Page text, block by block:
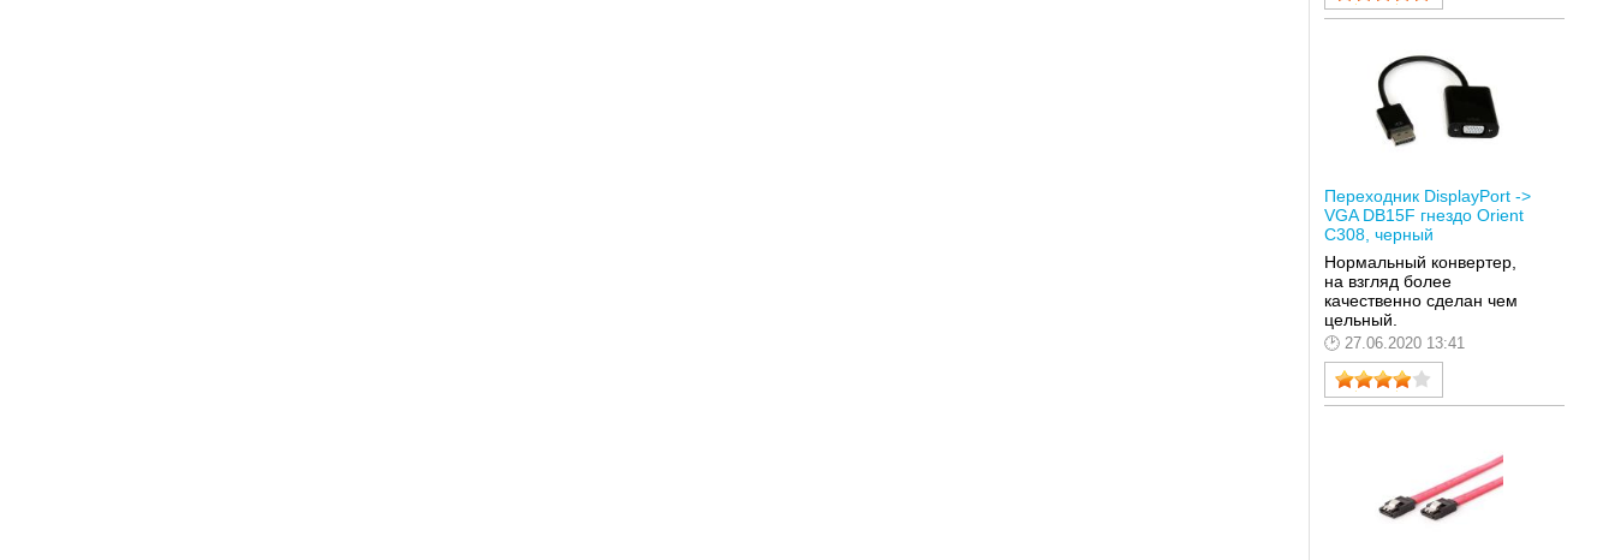
Переходник DisplayPort ->
VGA DB15F гнездо Orient
C308, черный
Нормальный конвертер,
на взгляд более
качественно сделан чем
цельный.
27.06.2020 13:41